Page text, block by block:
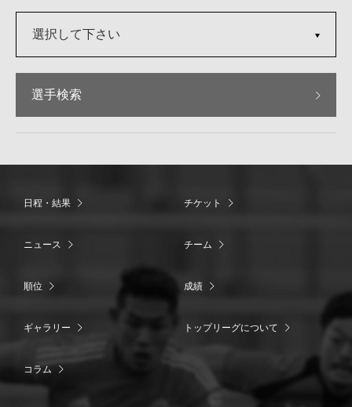
選択して下さい
選手検索
日程・結果 チケット
ニュース チーム
順位 成績
ギャラリー トップリーグについて
コラム